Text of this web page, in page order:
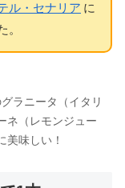
ル・セナリア に
。
ラニータ（イタリ
ネ（レモンジュー
美味しい！